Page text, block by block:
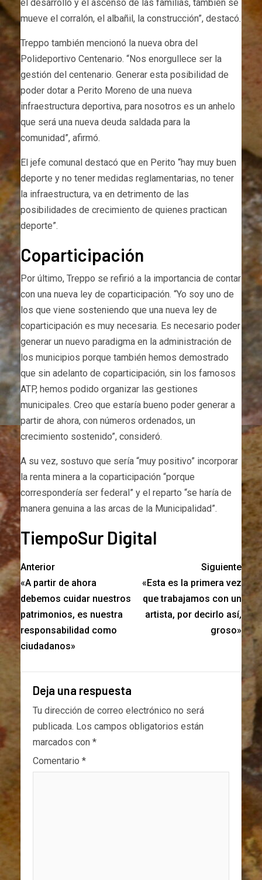
el desarrollo y el ascenso de las familias, también se
mueve el corralón, el albañil, la construcción”, destacó.
Treppo también mencionó la nueva obra del
Polideportivo Centenario. “Nos enorgullece ser la
gestión del centenario. Generar esta posibilidad de
poder dotar a Perito Moreno de una nueva
infraestructura deportiva, para nosotros es un anhelo
que será una nueva deuda saldada para la
comunidad”, afirmó.
El jefe comunal destacó que en Perito “hay muy buen
deporte y no tener medidas reglamentarias, no tener
la infraestructura, va en detrimento de las
posibilidades de crecimiento de quienes practican
deporte”.
Coparticipación
Por último, Treppo se refirió a la importancia de contar
con una nueva ley de coparticipación. “Yo soy uno de
los que viene sosteniendo que una nueva ley de
coparticipación es muy necesaria. Es necesario poder
generar un nuevo paradigma en la administración de
los municipios porque también hemos demostrado
que sin adelanto de coparticipación, sin los famosos
ATP, hemos podido organizar las gestiones
municipales. Creo que estaría bueno poder generar a
partir de ahora, con números ordenados, un
crecimiento sostenido”, consideró.
A su vez, sostuvo que sería “muy positivo” incorporar
la renta minera a la coparticipación “porque
correspondería ser federal” y el reparto “se haría de
manera genuina a las arcas de la Municipalidad”.
TiempoSur Digital
Anterior
«A partir de ahora
debemos cuidar nuestros
patrimonios, es nuestra
responsabilidad como
ciudadanos»
Siguiente
«Esta es la primera vez
que trabajamos con un
artista, por decirlo así,
groso»
Deja una respuesta
Tu dirección de correo electrónico no será
publicada. Los campos obligatorios están
marcados con *
Comentario *